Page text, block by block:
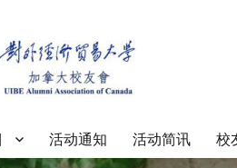
校友会
活动通知 活动简讯 校